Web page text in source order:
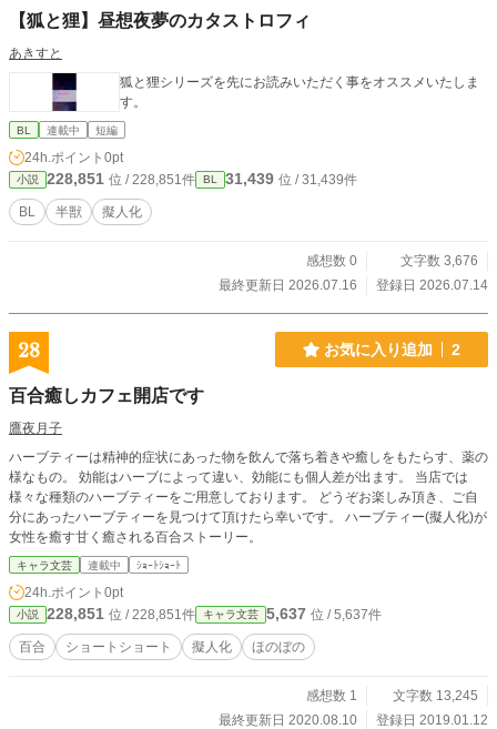
２人に何故か楓と杏が 焦れている状況。
【狐と狸】昼想夜夢のカタストロフィ
あきすと
狐と狸シリーズを先にお読みいただく事をオススメいたしま
す。
BL 連載中 短編
24h.ポイント 0pt
小説 228,851 位 / 228,851件 BL 31,439 位 / 31,439件
BL 半獣 擬人化
感想数 0
文字数 3,676
最終更新日 2026.07.16
登録日 2026.07.14
28 お気に入り追加 2
百合癒しカフェ開店です
鷹夜月子
ハーブティーは精神的症状にあった物を飲んで落ち着きや癒しをもたらす、薬の
様なもの。 効能はハーブによって違い、効能にも個人差が出ます。 当店では
様々な種類のハーブティーをご用意しております。 どうぞお楽しみ頂き、ご自
分にあったハーブティーを見つけて頂けたら幸いです。 ハーブティー(擬人化)が
女性を癒す甘く癒される百合ストーリー。
キャラ文芸 連載中 ｼｮｰﾄｼｮｰﾄ
24h.ポイント 0pt
小説 228,851 位 / 228,851件 キャラ文芸 5,637 位 / 5,637件
百合 ショートショート 擬人化 ほのぼの
感想数 1
文字数 13,245
最終更新日 2020.08.10
登録日 2019.01.12